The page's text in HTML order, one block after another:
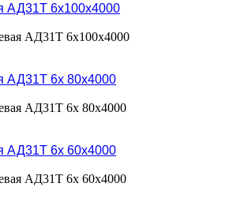
АД31Т 6х100х4000
АД31Т 6х100х4000
АД31Т 6х 80х4000
АД31Т 6х 80х4000
АД31Т 6х 60х4000
АД31Т 6х 60х4000